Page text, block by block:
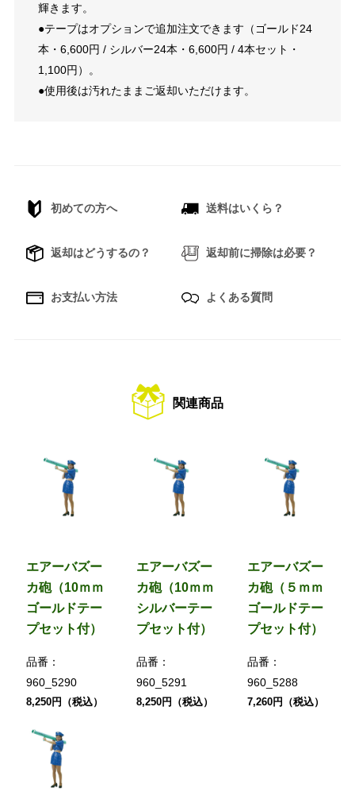
輝きます。
●テープはオプションで追加注文できます（ゴールド24
本・6,600円 / シルバー24本・6,600円 / 4本セット・
1,100円）。
●使用後は汚れたままご返却いただけます。
初めての方へ 送料はいくら？
返却はどうするの？ 返却前に掃除は必要？
お支払い方法 よくある質問
関連商品
エアーバズー
カ砲（10ｍｍ
ゴールドテー
プセット付）
品番：
960_5290
8,250円（税込）
エアーバズー
カ砲（10ｍｍ
シルバーテー
プセット付）
品番：
960_5291
8,250円（税込）
エアーバズー
カ砲（５ｍｍ
ゴールドテー
プセット付）
品番：
960_5288
7,260円（税込）